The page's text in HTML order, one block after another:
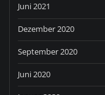
Juni 2021
Dezember 2020
September 2020
Juni 2020